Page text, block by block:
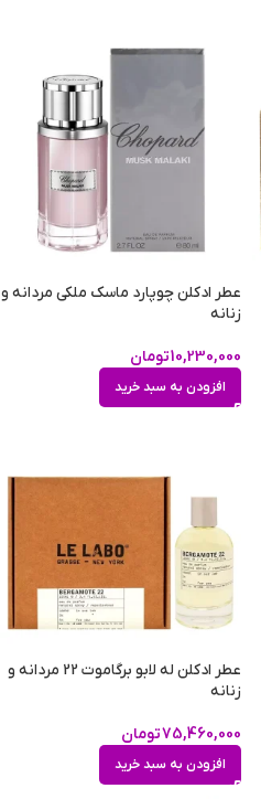
عطر ادکلن چوپارد ماسک ملکی مردانه و
زنانه
10,230,000تومان
افزودن به سبد خرید
عطر ادکلن له لابو برگاموت 22 مردانه و
زنانه
75,460,000تومان
افزودن به سبد خرید